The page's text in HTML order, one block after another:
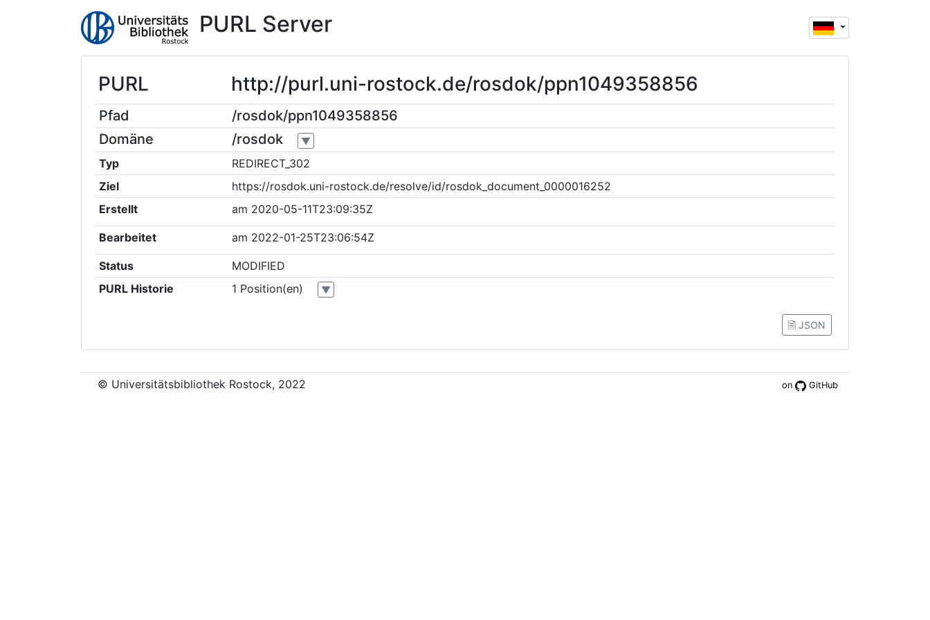
PURL Server
PURL http://purl.uni-rostock.de/rosdok/ppn1049358856
Pfad
/rosdok/ppn1049358856
Domäne
/rosdok ▼
Typ
REDIRECT_302
Ziel
https://rosdok.uni-rostock.de/resolve/id/rosdok_document_0000016252
Erstellt
am 2020-05-11T23:09:35Z
Bearbeitet am 2022-01-25T23:06:54Z
Status
MODIFIED
PURL Historie
1 Position(en) ▼
🗎 JSON
on GitHub
© Universitätsbibliothek Rostock, 2022